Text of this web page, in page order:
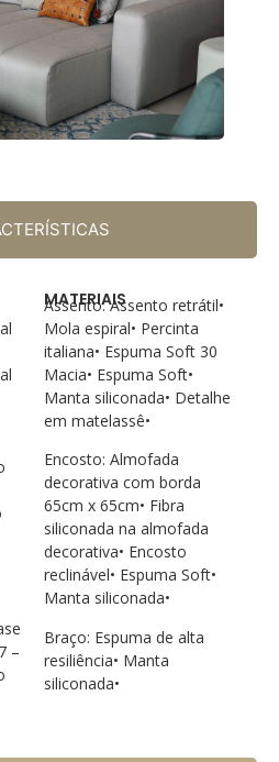
–
MATERIAIS
Assento: Assento retrátil•
Mola espiral• Percinta
italiana• Espuma Soft 30
Macia• Espuma Soft•
Manta siliconada• Detalhe
em matelassê•
Encosto: Almofada
decorativa com borda
65cm x 65cm• Fibra
siliconada na almofada
decorativa• Encosto
reclinável• Espuma Soft•
Manta siliconada•
Braço: Espuma de alta
resiliência• Manta
siliconada•